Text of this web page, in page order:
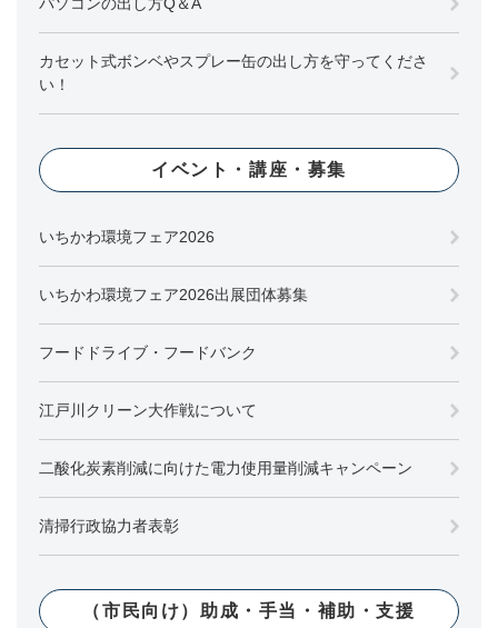
カセット式ボンベやスプレー缶の出し方を守ってくださ
い！
イベント・講座・募集
いちかわ環境フェア2026
いちかわ環境フェア2026出展団体募集
フードドライブ・フードバンク
江戸川クリーン大作戦について
二酸化炭素削減に向けた電力使用量削減キャンペーン
清掃行政協力者表彰
（市民向け）助成・手当・補助・支援